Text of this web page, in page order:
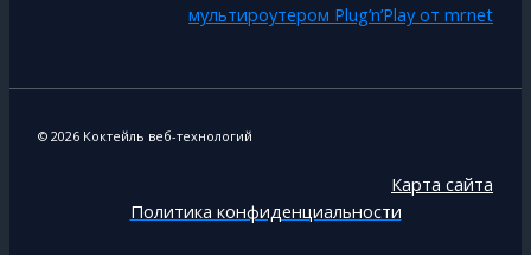
мультироутером Plug’n’Play от mrnet
© 2026 Коктейль веб-технологий
Карта сайта
Политика конфиденциальности